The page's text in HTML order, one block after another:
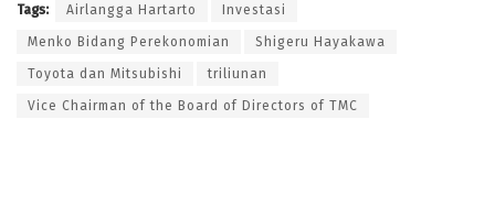
Tags: Airlangga Hartarto Investasi
Menko Bidang Perekonomian Shigeru Hayakawa
Toyota dan Mitsubishi triliunan
Vice Chairman of the Board of Directors of TMC